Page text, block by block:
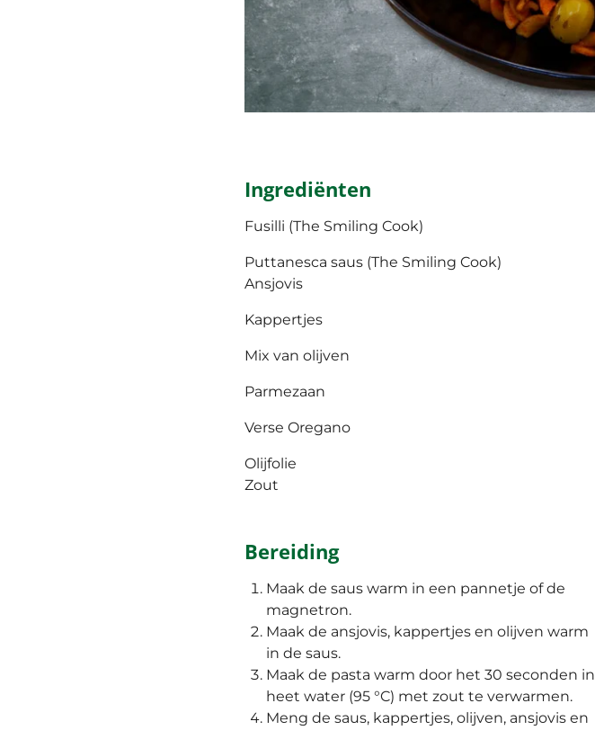
Ingrediënten
Fusilli (The Smiling Cook)
Puttanesca saus (The Smiling Cook)
Ansjovis
Kappertjes
Mix van olijven
Parmezaan
Verse Oregano
Olijfolie
Zout
Bereiding
Maak de saus warm in een pannetje of de
magnetron.
Maak de ansjovis, kappertjes en olijven warm
in de saus.
Maak de pasta warm door het 30 seconden in
heet water (95 °C) met zout te verwarmen.
Meng de saus, kappertjes, olijven, ansjovis en